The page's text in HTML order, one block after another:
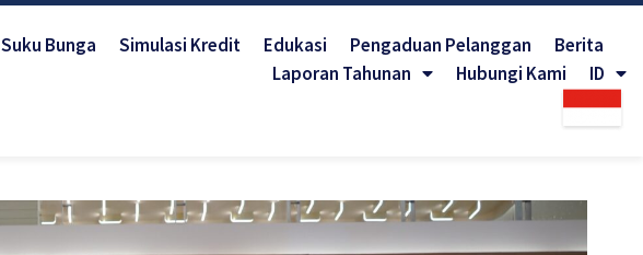
Suku Bunga Simulasi Kredit Edukasi Pengaduan Pelanggan
Berita
Laporan Tahunan
Hubungi Kami ID